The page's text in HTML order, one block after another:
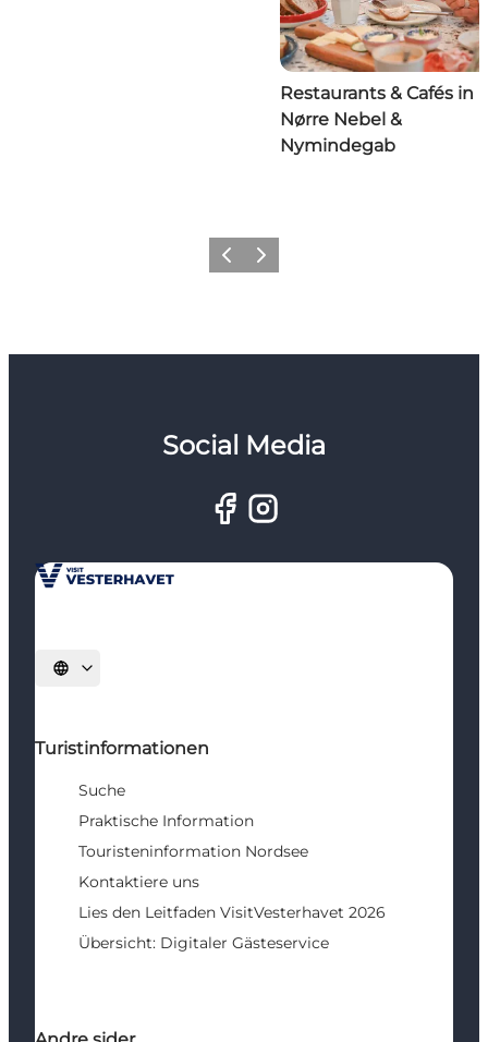
Restaurants & Cafés in
Nørre Nebel &
Nymindegab
ZurückWeiter
Social Media
Sprache auswählen
Turistinformationen
Suche
Praktische Information
Touristeninformation Nordsee
Kontaktiere uns
Lies den Leitfaden VisitVesterhavet 2026
Übersicht: Digitaler Gästeservice